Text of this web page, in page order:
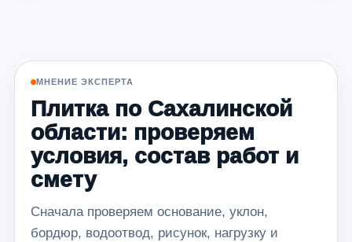
МНЕНИЕ ЭКСПЕРТА
Плитка по Сахалинской
области: проверяем
условия, состав работ и
смету
Сначала проверяем основание, уклон,
бордюр, водоотвод, рисунок, нагрузку и